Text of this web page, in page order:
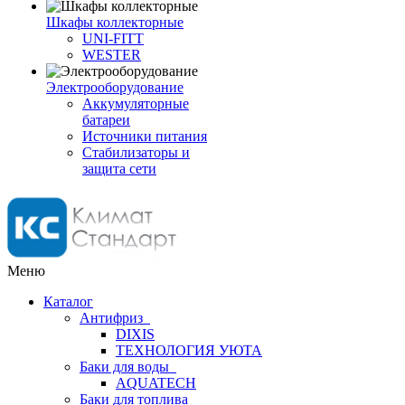
Шкафы коллекторные
UNI-FITT
WESTER
Электрооборудование
Аккумуляторные
батареи
Источники питания
Стабилизаторы и
защита сети
Меню
Каталог
Антифриз
DIXIS
ТЕХНОЛОГИЯ УЮТА
Баки для воды
AQUATECH
Баки для топлива